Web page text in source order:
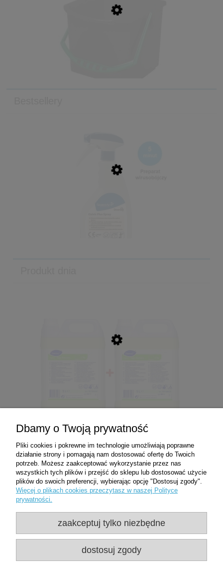
Cena regularna:
12 956,22 zł
Cena regularna:15 332,81 zł
Najniższa cena:13 000,00 zł
do koszyka
do koszyka
Soft Care Des E płyn do chirurgicznej dezynfekcji
rąk 5l - DIVERSEY
Tapi Extract 2x5L Płyn do prania dywanów i
wykładzin metodą extrakcyjną TASKI
365,88 zł
do koszyka
Zakupy
Pomoc
Moje konto
Użytkowanie sklepu oznacza zgodę na
wykorzystywanie plików cookies. Szczegółowe
informacje wPolityce prywatności
Dbamy o Twoją prywatność
Pliki cookies i pokrewne im technologie umożliwiają poprawne
działanie strony i pomagają nam dostosować ofertę do Twoich
potrzeb. Możesz zaakceptować wykorzystanie przez nas
wszystkich tych plików i przejść do sklepu lub dostosować użycie
plików do swoich preferencji, wybierając opcję "Dostosuj zgody".
Więcej o plikach cookies przeczytasz w naszej Polityce
prywatności.
zaakceptuj tylko niezbędne
dostosuj zgody